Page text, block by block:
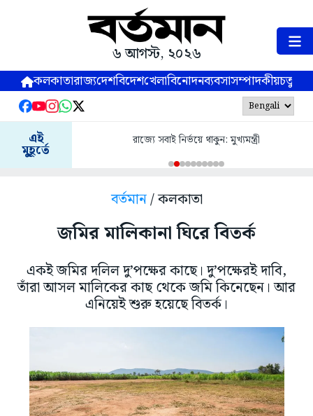
৬ আগস্ট, ২০২৬
কলকাতারাজ্যদেশবিদেশখেলাবিনোদনব্যবসাসম্পাদকীয়
এই
মুহূর্তে
রাজ্যে সবাই নির্ভয়ে থাকুন: মুখ্যমন্ত্রী
বর্তমান/ কলকাতা
জমির মালিকানা ঘিরে বিতর্ক
একই জমির দলিল দু’পক্ষের কাছে। দু’পক্ষেরই দাবি,
তাঁরা আসল মালিকের কাছ থেকে জমি কিনেছেন। আর
এনিয়েই শুরু হয়েছে বিতর্ক।